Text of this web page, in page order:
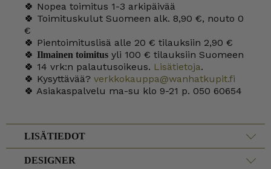
🍀 Nopea toimitus 1-3 arkipäivää
🍀 Toimituskulut Suomeen alk. 8,90 €, nouto 0
€
🍀 Pientoimituslisä alle 20 € tilauksiin 2,90 €
🍀 Ilmainen toimitus yli 100 € tilauksiin Suomeen
🍀 14 vrk:n palautusoikeus. Lisätietoja.
🍀 Kysyttävää? verkkokauppa@wanhatkupit.fi
🍀 Asiakaspalvelu ma-su klo 9-21 p. 050 60654
LISÄTIEDOT
DESIGNER